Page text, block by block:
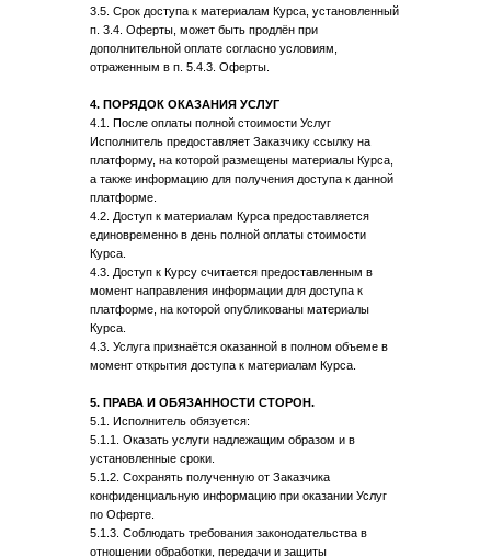
3.5. Срок доступа к материалам Курса, установленный
п. 3.4. Оферты, может быть продлён при
дополнительной оплате согласно условиям,
отраженным в п. 5.4.3. Оферты.
4. ПОРЯДОК ОКАЗАНИЯ УСЛУГ
4.1. После оплаты полной стоимости Услуг
Исполнитель предоставляет Заказчику ссылку на
платформу, на которой размещены материалы Курса,
а также информацию для получения доступа к данной
платформе.
4.2. Доступ к материалам Курса предоставляется
единовременно в день полной оплаты стоимости
Курса.
4.3. Доступ к Курсу считается предоставленным в
момент направления информации для доступа к
платформе, на которой опубликованы материалы
Курса.
4.3. Услуга признаётся оказанной в полном объеме в
момент открытия доступа к материалам Курса.
5. ПРАВА И ОБЯЗАННОСТИ СТОРОН.
5.1. Исполнитель обязуется:
5.1.1. Оказать услуги надлежащим образом и в
установленные сроки.
5.1.2. Сохранять полученную от Заказчика
конфиденциальную информацию при оказании Услуг
по Оферте.
5.1.3. Соблюдать требования законодательства в
отношении обработки, передачи и защиты